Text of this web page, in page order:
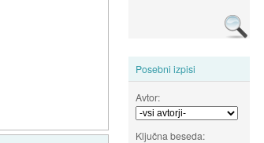
Posebni izpisi
Avtor:
Ključna beseda: